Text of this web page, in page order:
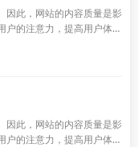
因此，网站的内容质量是影
户的注意力，提高用户体验
因此，网站的内容质量是影
户的注意力，提高用户体验